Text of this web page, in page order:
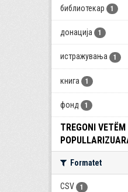
библиотекар 1
донација 1
истражувања 1
книга 1
фонд 1
TREGONI
Formatet
CSV 1